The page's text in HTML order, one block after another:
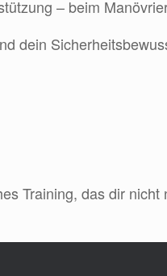
– beim
dein
Training, das dir